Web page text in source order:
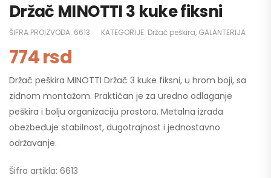
Držač MINOTTI 3 kuke fiksni
ŠIFRA PROIZVODA: 6613 KATEGORIJE: Držač peškira, GALANTERIJA
774rsd
Držač peškira MINOTTI Držač 3 kuke fiksni, u hrom boji, sa
zidnom montažom. Praktičan je za uredno odlaganje
peškira i bolju organizaciju prostora. Metalna izrada
obezbeđuje stabilnost, dugotrajnost i jednostavno
održavanje.
Šifra artikla: 6613